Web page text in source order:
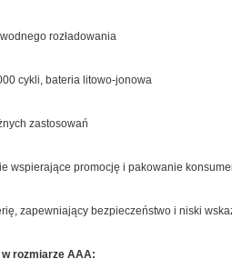
rozładowania
cykli, bateria litowo-jonowa
zastosowań
wspierające promocję i pakowanie
zapewniający bezpieczeństwo i niski
rozmiarze AAA: